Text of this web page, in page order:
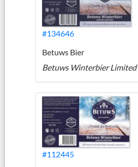
#134646
Betuws Bier
Betuws Winterbier
#112445